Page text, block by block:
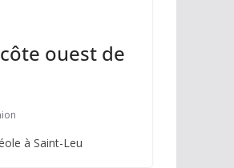
ouest de
à Saint-Leu